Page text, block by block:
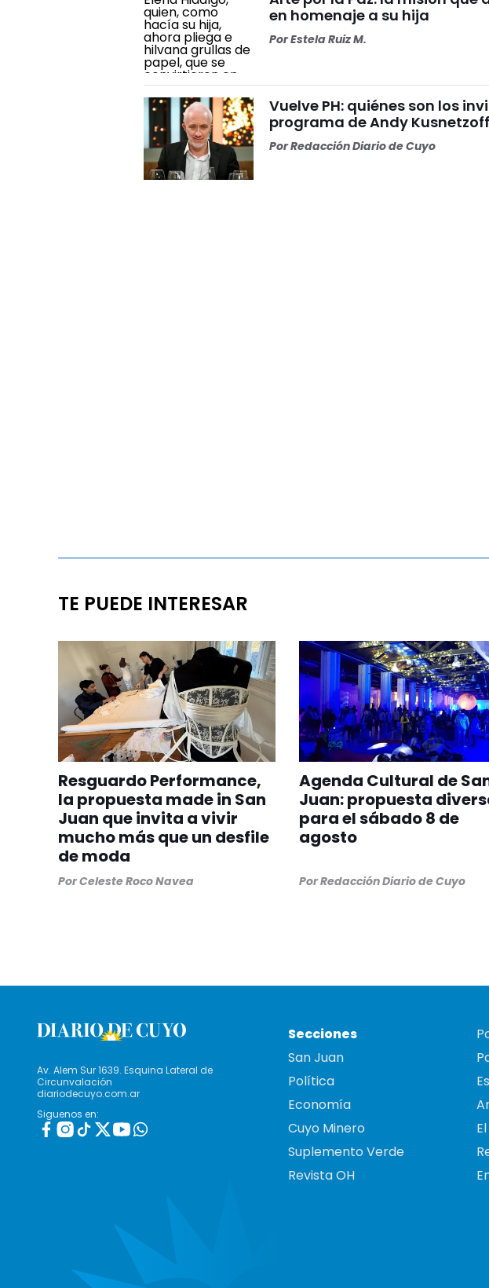
en homenaje a su hija
PorEstela Ruiz M.
Vuelve PH: quiénes son los
programa de Andy Kusnetzoff
PorRedacción Diario de Cuyo
TE PUEDE INTERESAR
Resguardo Performance,
la propuesta made in San
Juan que invita a vivir
mucho más que un desfile
de moda
PorCeleste Roco Navea
Agenda Cultural de
Juan: propuesta
para el sábado 8 de
agosto
PorRedacción Diario de Cuyo
Av. Alem Sur 1639. Esquina Lateral de
Circunvalación
diariodecuyo.com.ar
Siguenos en:
Secciones
San Juan
Política
Economía
Cuyo Minero
Suplemento Verde
Revista OH